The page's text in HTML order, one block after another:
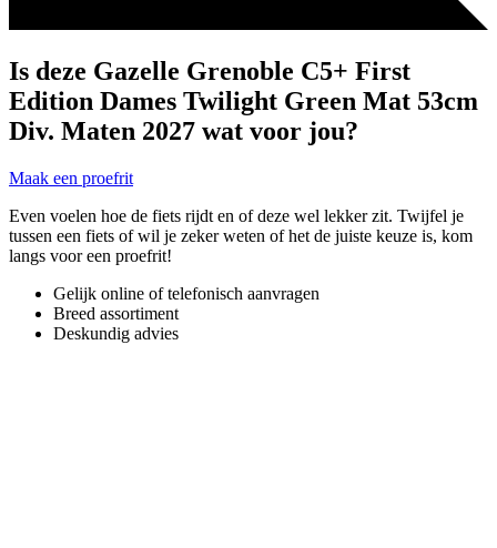
Is deze Gazelle Grenoble C5+ First
Edition Dames Twilight Green Mat 53cm
Div. Maten 2027 wat voor jou?
Maak een proefrit
Even voelen hoe de fiets rijdt en of deze wel lekker zit. Twijfel je
tussen een fiets of wil je zeker weten of het de juiste keuze is, kom
langs voor een proefrit!
Gelijk online of telefonisch aanvragen
Breed assortiment
Deskundig advies